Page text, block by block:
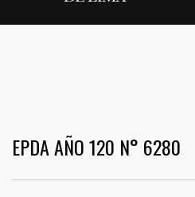
EPDA AÑO 120 N° 6280